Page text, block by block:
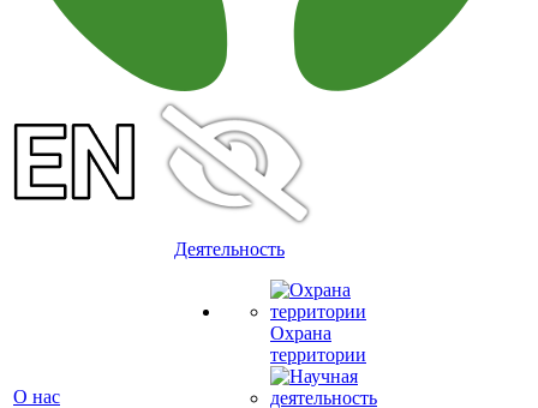
О нас
Деятельность
Охрана
территории